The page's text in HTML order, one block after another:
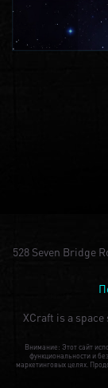
528 Seven Bridge
XCraft is a
Внимание: Этот сайт
функциональности и
маркетинговых целях.